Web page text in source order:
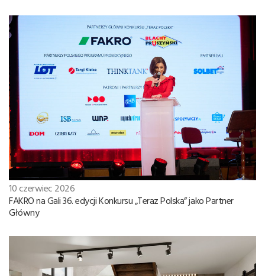
10 czerwiec 2026
FAKRO na Gali 36. edycji Konkursu „Teraz Polska” jako Partner
Główny